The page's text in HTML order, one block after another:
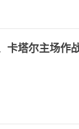
卡塔尔主场作